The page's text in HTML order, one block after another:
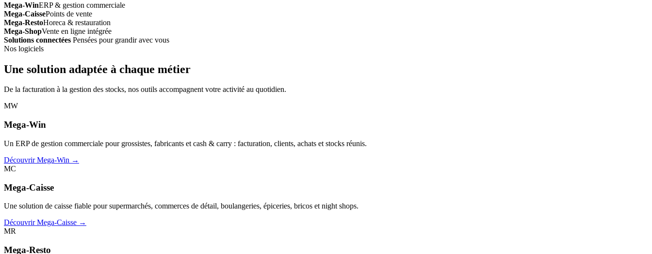
Mega-WinERP & gestion commerciale
Mega-CaissePoints de vente
Mega-RestoHoreca & restauration
Mega-ShopVente en ligne intégrée
Solutions connectées Pensées pour grandir avec vous
Nos logiciels
Une solution adaptée à chaque métier
De la facturation à la gestion des stocks, nos outils accompagnent votre activité au quotidien.
MW
Mega-Win
Un ERP de gestion commerciale pour grossistes, fabricants et cash & carry : facturation, clients, achats et stocks réunis.
Découvrir Mega-Win →
MC
Mega-Caisse
Une solution de caisse fiable pour supermarchés, commerces de détail, boulangeries, épiceries, bricos et night shops.
Découvrir Mega-Caisse →
MR
Mega-Resto